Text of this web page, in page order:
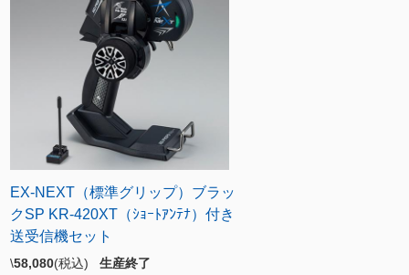
EX-NEXT（標準グリップ）ブラッ
クSP KR-420XT（ｼｮｰﾄｱﾝﾃﾅ）付き
送受信機セット
\58,080(税込) 生産終了